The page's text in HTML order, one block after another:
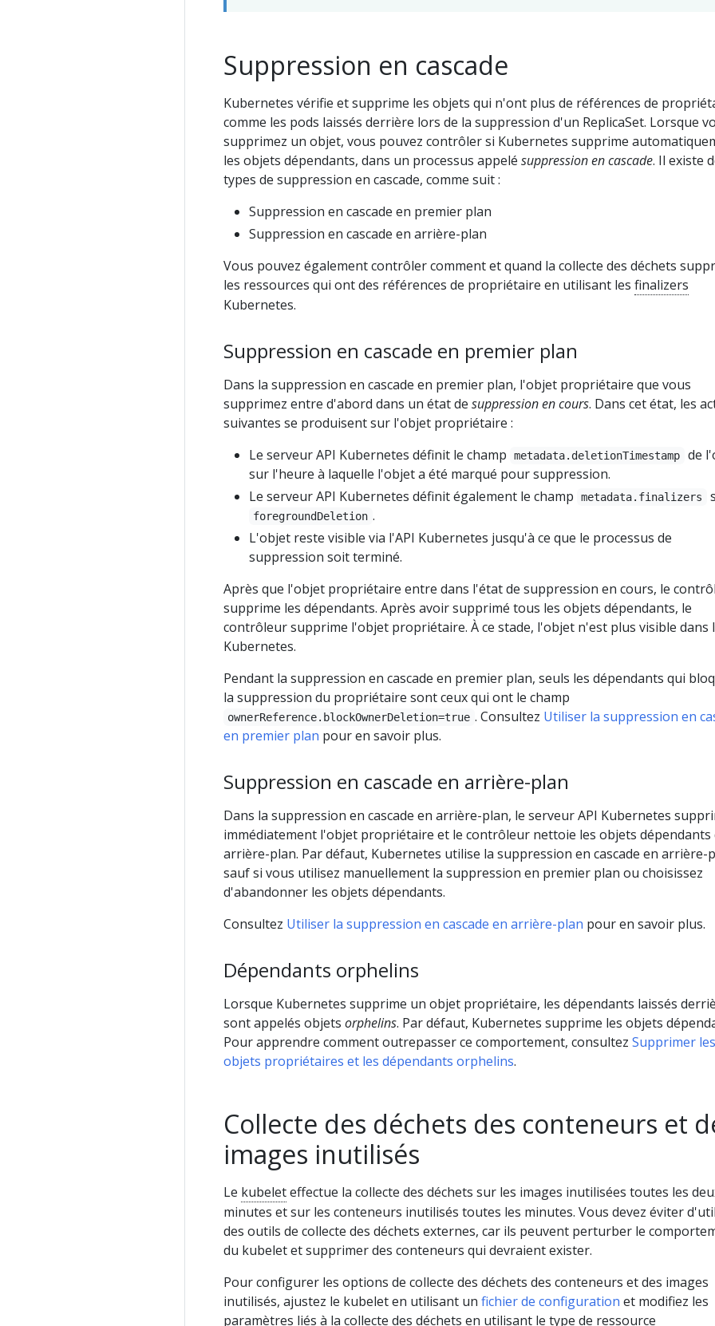
Suppression en cascade
Kubernetes vérifie et supprime les objets qui n'ont plus de références de
comme les pods laissés derrière lors de la suppression d'un ReplicaSet. Lorsque
supprimez un objet, vous pouvez contrôler si Kubernetes supprime
les objets dépendants, dans un processus appelé suppression en cascade. Il existe
types de suppression en cascade, comme suit :
Suppression en cascade en premier plan
Suppression en cascade en arrière-plan
Vous pouvez également contrôler comment et quand la collecte des déchets
les ressources qui ont des références de propriétaire en utilisant les finalizers
Kubernetes.
Suppression en cascade en premier plan
Dans la suppression en cascade en premier plan, l'objet propriétaire que vous
supprimez entre d'abord dans un état de suppression en cours. Dans cet état, les
suivantes se produisent sur l'objet propriétaire :
Le serveur API Kubernetes définit le champ
metadata.deletionTimestamp
de
sur l'heure à laquelle l'objet a été marqué pour suppression.
Le serveur API Kubernetes définit également le champ
metadata.finalizers
foregroundDeletion .
L'objet reste visible via l'API Kubernetes jusqu'à ce que le processus de
suppression soit terminé.
Après que l'objet propriétaire entre dans l'état de suppression en cours, le
supprime les dépendants. Après avoir supprimé tous les objets dépendants, le
contrôleur supprime l'objet propriétaire. À ce stade, l'objet n'est plus visible dans
Kubernetes.
Pendant la suppression en cascade en premier plan, seuls les dépendants qui
la suppression du propriétaire sont ceux qui ont le champ
ownerReference.blockOwnerDeletion=true . Consultez Utiliser la suppression en
en premier plan pour en savoir plus.
Suppression en cascade en arrière-plan
Dans la suppression en cascade en arrière-plan, le serveur API Kubernetes
immédiatement l'objet propriétaire et le contrôleur nettoie les objets dépendants
arrière-plan. Par défaut, Kubernetes utilise la suppression en cascade en arrière-
sauf si vous utilisez manuellement la suppression en premier plan ou choisissez
d'abandonner les objets dépendants.
Consultez Utiliser la suppression en cascade en arrière-plan pour en savoir plus.
Dépendants orphelins
Lorsque Kubernetes supprime un objet propriétaire, les dépendants laissés
sont appelés objets orphelins. Par défaut, Kubernetes supprime les objets
Pour apprendre comment outrepasser ce comportement, consultez Supprimer les
objets propriétaires et les dépendants orphelins.
Collecte des déchets des conteneurs et
images inutilisés
Le kubeleteffectue la collecte des déchets sur les images inutilisées toutes les
minutes et sur les conteneurs inutilisés toutes les minutes. Vous devez éviter
des outils de collecte des déchets externes, car ils peuvent perturber le
du kubelet et supprimer des conteneurs qui devraient exister.
Pour configurer les options de collecte des déchets des conteneurs et des images
inutilisés, ajustez le kubelet en utilisant un fichier de configuration et modifiez les
paramètres liés à la collecte des déchets en utilisant le type de ressource